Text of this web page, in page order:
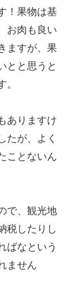
！果物は基
お肉も良い
ますが、果
とと思うと
ありますけ
たが、よく
ことないん
で、観光地
税したりし
ばなという
ません